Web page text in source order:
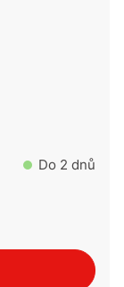
Do 2 dnů